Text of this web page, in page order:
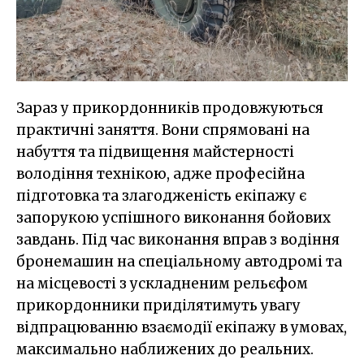
Зараз у прикордонників продовжуються
практичні заняття. Вони спрямовані на
набуття та підвищення майстерності
володіння технікою, адже професійна
підготовка та злагодженість екіпажу є
запорукою успішного виконання бойових
завдань. Під час виконання вправ з водіння
бронемашин на спеціальному автодромі та
на місцевості з ускладненим рельєфом
прикордонники приділятимуть увагу
відпрацюванню взаємодії екіпажу в умовах,
максимально наближених до реальних.